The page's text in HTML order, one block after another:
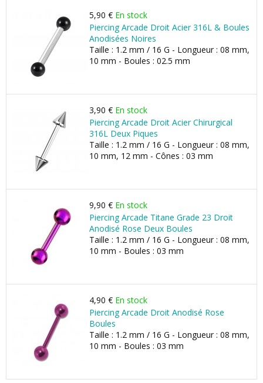
5,90 € En stock
Piercing Arcade Droit Acier 316L & Boules
Anodisées Noires
Taille : 1.2 mm / 16 G - Longueur : 08 mm,
10 mm - Boules : 02.5 mm
3,90 € En stock
Piercing Arcade Droit Acier Chirurgical
316L Deux Piques
Taille : 1.2 mm / 16 G - Longueur : 08 mm,
10 mm, 12 mm - Cônes : 03 mm
9,90 € En stock
Piercing Arcade Titane Grade 23 Droit
Anodisé Rose Deux Boules
Taille : 1.2 mm / 16 G - Longueur : 08 mm,
10 mm - Boules : 03 mm
4,90 € En stock
Piercing Arcade Droit Anodisé Rose
Boules
Taille : 1.2 mm / 16 G - Longueur : 08 mm,
10 mm - Boules : 03 mm